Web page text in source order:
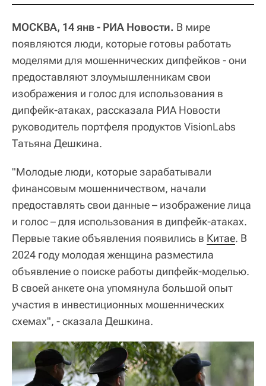
МОСКВА, 14 янв - РИА Новости. В мире
появляются люди, которые готовы работать
моделями для мошеннических дипфейков - они
предоставляют злоумышленникам свои
изображения и голос для использования в
дипфейк-атаках, рассказала РИА Новости
руководитель портфеля продуктов VisionLabs
Татьяна Дешкина.
"Молодые люди, которые зарабатывали
финансовым мошенничеством, начали
предоставлять свои данные – изображение лица
и голос – для использования в дипфейк-атаках.
Первые такие объявления появились в Китае. В
2024 году молодая женщина разместила
объявление о поиске работы дипфейк-моделью.
В своей анкете она упомянула большой опыт
участия в инвестиционных мошеннических
схемах", - сказала Дешкина.